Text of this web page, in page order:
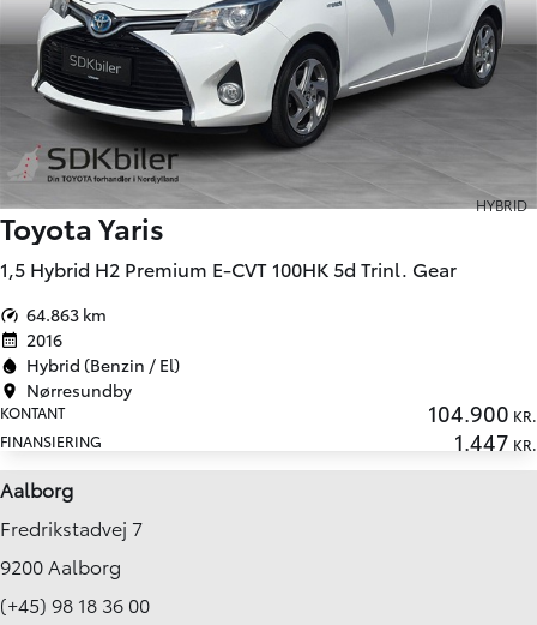
HYBRID
Toyota Yaris
1,5 Hybrid H2 Premium E-CVT 100HK 5d Trinl. Gear
64.863 km
2016
Hybrid (Benzin / El)
Nørresundby
KONTANT 104.900 KR.
FINANSIERING
1.447 KR.
Aalborg
Fredrikstadvej 7
9200 Aalborg
(+45) 98 18 36 00